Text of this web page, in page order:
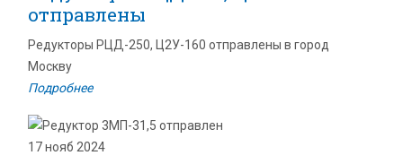
отправлены
Редукторы РЦД-250, Ц2У-160 отправлены в город
Москву
Подробнее
17 нояб 2024